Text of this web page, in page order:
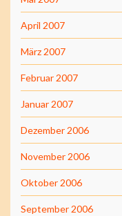
April 2007
März 2007
Februar 2007
Januar 2007
Dezember 2006
November 2006
Oktober 2006
September 2006